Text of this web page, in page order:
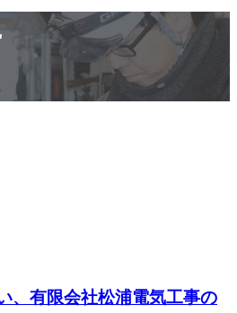
、有限会社松浦電気工事の